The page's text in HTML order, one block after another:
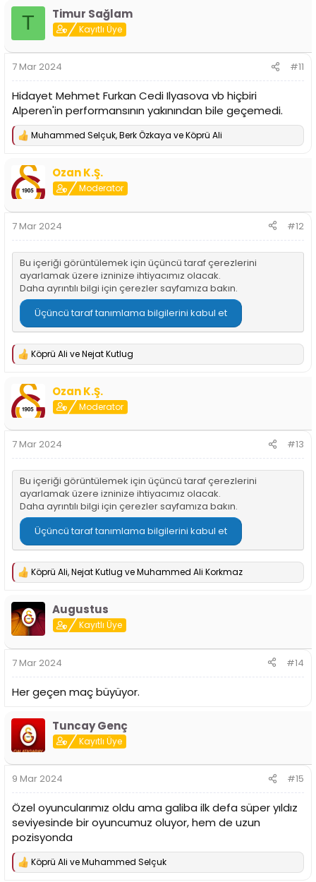
T Timur Sağlam
Kayıtlı Üye
7 Mar 2024 #11
Hidayet Mehmet Furkan Cedi Ilyasova vb hiçbiri
Alperen'in performansının yakınından bile geçemedi.
T
p
k
i
l
Muhammed Selçuk,Berk Özkaya veKöprü Ali
Ozan K.Ş.
Moderator
7 Mar 2024 #12
Bu içeriği görüntülemek için üçüncü taraf çerezlerini
ayarlamak üzere izninize ihtiyacımız olacak.
Daha ayrıntılı bilgi için çerezler sayfamıza bakın.
Üçüncü taraf tanımlama bilgilerini kabul et
T
k
i
l
Köprü Ali veNejat Kutlug
Ozan K.Ş.
Moderator
7 Mar 2024 #13
Bu içeriği görüntülemek için üçüncü taraf çerezlerini
ayarlamak üzere izninize ihtiyacımız olacak.
Daha ayrıntılı bilgi için çerezler sayfamıza bakın.
Üçüncü taraf tanımlama bilgilerini kabul et
T
p
k
i
l
Köprü Ali,Nejat Kutlug veMuhammed Ali Korkmaz
Augustus
Kayıtlı Üye
7 Mar 2024 #14
Her geçen maç büyüyor.
Tuncay Genç
Kayıtlı Üye
9 Mar 2024 #15
Özel oyuncularımız oldu ama galiba ilk defa süper yıldız
seviyesinde bir oyuncumuz oluyor, hem de uzun
pozisyonda
T
Köprü Ali veMuhammed Selçuk